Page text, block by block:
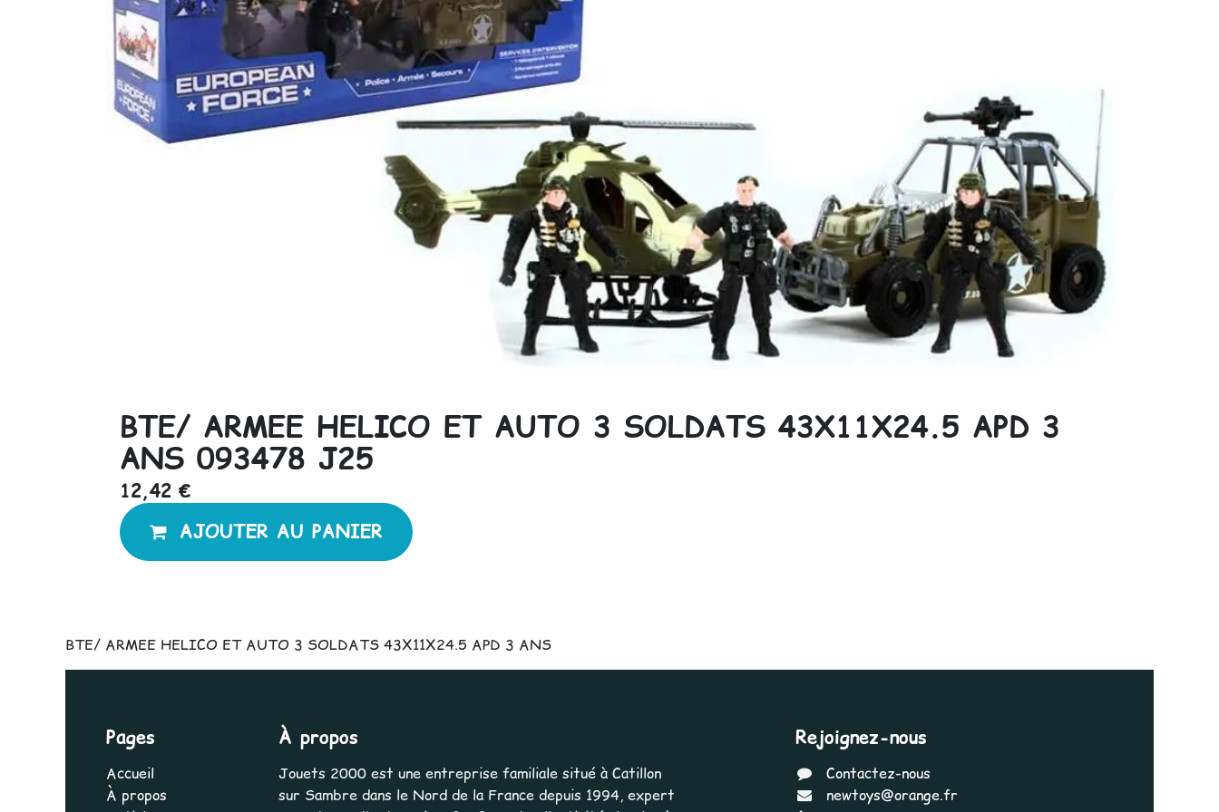
BTE/ ARMEE HELICO ET AUTO 3 SOLDATS 43X11X24.5 APD 3
ANS 093478 J25
12,42 €
AJOUTER AU PANIER
BTE/ ARMEE HELICO ET AUTO 3 SOLDATS 43X11X24.5 APD 3 ANS
Pages
Accueil
À propos
À propos
Jouets 2000 est une entreprise familiale situé à Catillon
sur Sambre dans le Nord de la France depuis 1994, expert
Rejoignez-nous
Contactez-nous
newtoys@orange.fr